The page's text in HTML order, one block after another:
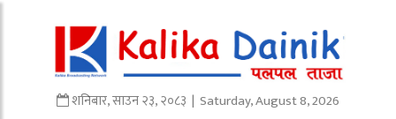
शनिबार,साउन२३,२०८३ | Saturday, August 8, 2026